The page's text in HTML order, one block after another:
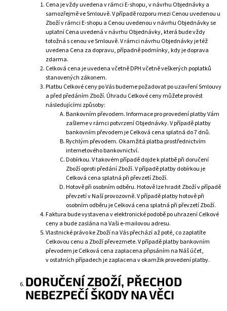
Cena je vždy uvedena v rámci E-shopu, v návrhu Objednávky a
samozřejmě ve Smlouvě. V případě rozporu mezi Cenou uvedenou u
Zboží v rámci E-shopu a Cenou uvedenou v návrhu Objednávky se
uplatní Cena uvedená v návrhu Objednávky, která bude vždy
totožná s cenou ve Smlouvě. V rámci návrhu Objednávky je též
uvedena Cena za dopravu, případně podmínky, kdy je doprava
zdarma.
Celková cena je uvedena včetně DPH včetně veškerých poplatků
stanovených zákonem.
Platbu Celkové ceny po Vás budeme požadovat po uzavření Smlouvy
a před předáním Zboží. Úhradu Celkové ceny můžete provést
následujícími způsoby:
Bankovním převodem. Informace pro provedení platby Vám
zašleme v rámci potvrzení Objednávky. V případě platby
bankovním převodem je Celková cena splatná do 7 dnů.
Rychlým převodem. Okamžitá platba prostřednictvím
internetového bankovnictví.
Dobírkou. V takovém případě dojde k platbě při doručení
Zboží oproti předání Zboží. V případě platby dobírkou je
Celková cena splatná při převzetí Zboží.
Hotově při osobním odběru. Hotově lze hradit Zboží v případě
převzetí v Naší provozovně. V případě platby hotově při
osobním odběru je Celková cena splatná při převzetí Zboží.
Faktura bude vystavena v elektronické podobě po uhrazení Celkové
ceny a bude zaslána na Vaši e-mailovou adresu.
Vlastnické právo ke Zboží na Vás přechází až poté, co zaplatíte
Celkovou cenu a Zboží převezmete. V případě platby bankovním
převodem je Celková cena zaplacena připsáním na Náš účet,
v ostatních případech je zaplacena v okamžik provedení platby.
DORUČENÍZBOŽÍ, PŘECHOD
NEBEZPEČÍ ŠKODY NA VĚCI